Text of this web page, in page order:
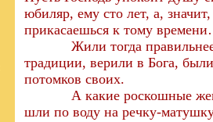
юбиляр, ему сто лет, а,
прикасаешься к тому
Жили тогда
традиции, верили в Бога,
потомков своих.
А какие роскошные
шли по воду на речку-